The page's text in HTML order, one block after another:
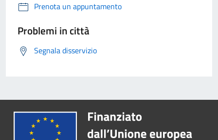
Prenota un appuntamento
Problemi in città
Segnala disservizio